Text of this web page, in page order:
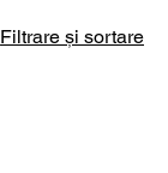
Filtrare și sortare